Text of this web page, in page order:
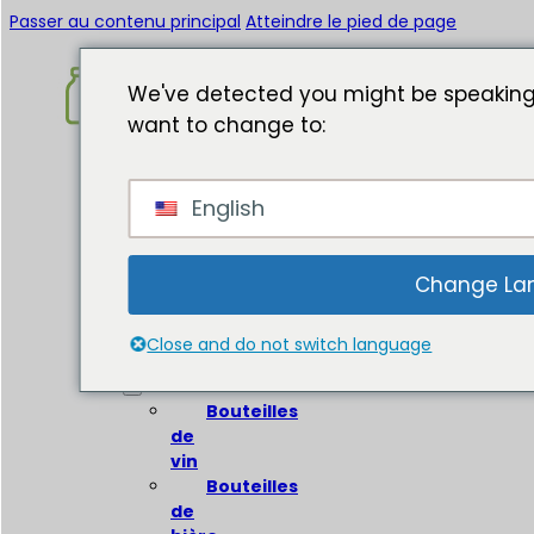
Passer au contenu principal Atteindre le pied de page
Accueil
propos
en
verre
Bouteilles
de
vin
Bouteilles
de
We've detected you might be
want to change to:
English
Change
Close and do not switch language